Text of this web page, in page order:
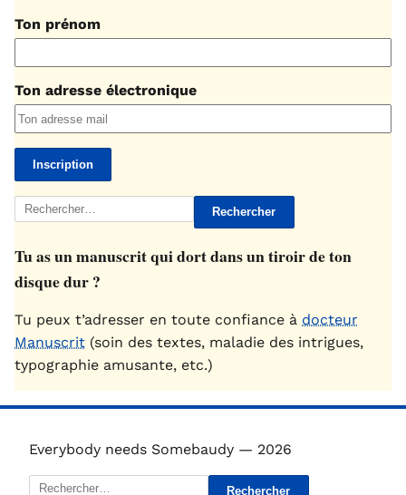
Ton prénom
Ton adresse électronique
Rechercher :
Tu as un manuscrit qui dort dans un tiroir de ton
disque dur ?
Tu peux t’adresser en toute confiance à docteur
Manuscrit (soin des textes, maladie des intrigues,
typographie amusante, etc.)
Everybody needs Somebaudy — 2026
Rechercher :